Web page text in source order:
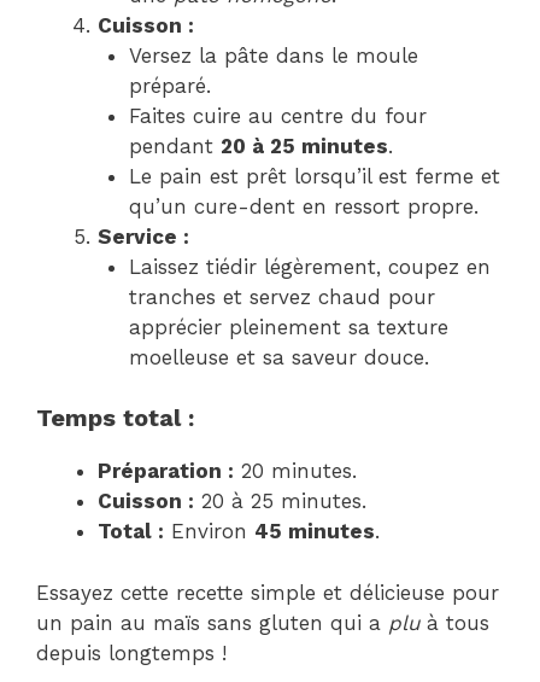
Cuisson :
Versez la pâte dans le moule
préparé.
Faites cuire au centre du four
pendant 20 à 25 minutes.
Le pain est prêt lorsqu’il est ferme et
qu’un cure-dent en ressort propre.
Service :
Laissez tiédir légèrement, coupez en
tranches et servez chaud pour
apprécier pleinement sa texture
moelleuse et sa saveur douce.
Temps total :
Préparation : 20 minutes.
Cuisson : 20 à 25 minutes.
Total : Environ 45 minutes.
Essayez cette recette simple et délicieuse pour
un pain au maïs sans gluten qui a pluà tous
depuis longtemps !